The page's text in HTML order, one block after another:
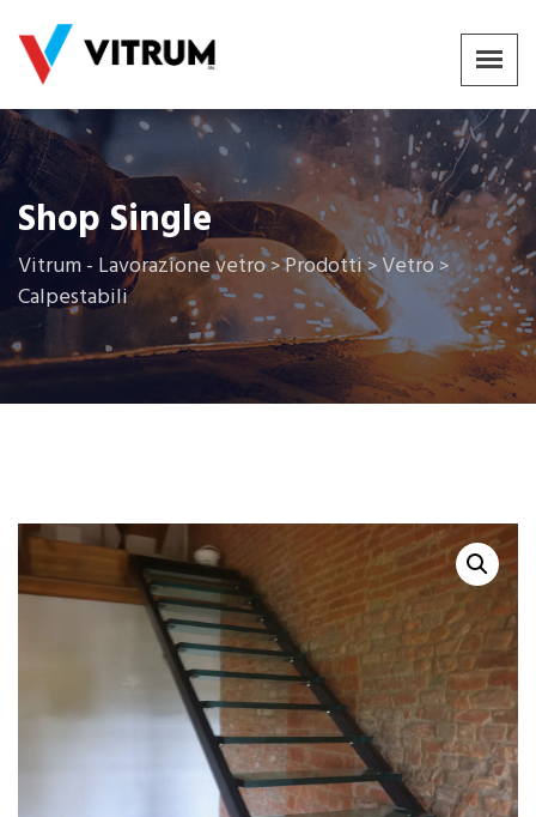
Shop Single
Vitrum - Lavorazione vetro>Prodotti>Vetro>
Calpestabili